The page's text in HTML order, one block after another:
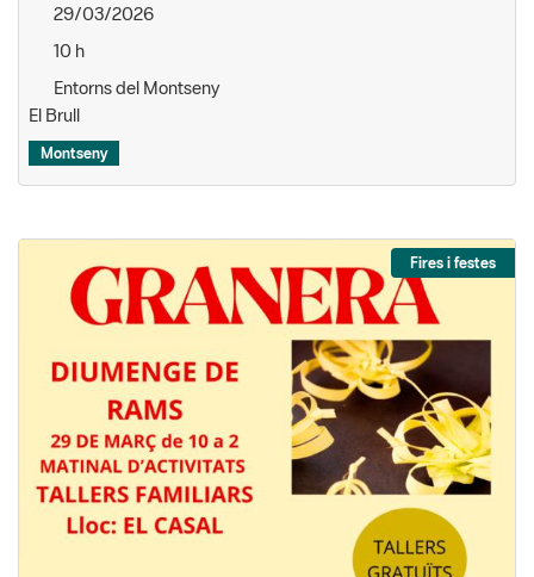
29/03/2026
10 h
Entorns del Montseny
El Brull
Montseny
Fires i festes